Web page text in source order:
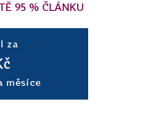
95 % ČLÁNKU
za
měsíce